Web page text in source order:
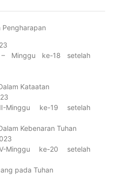
Pengharapan
Minggu ke-18 setelah
Kataatan
Minggu ke-19 setelah
Kebenaran Tuhan
Minggu ke-20 setelah
pada Tuhan